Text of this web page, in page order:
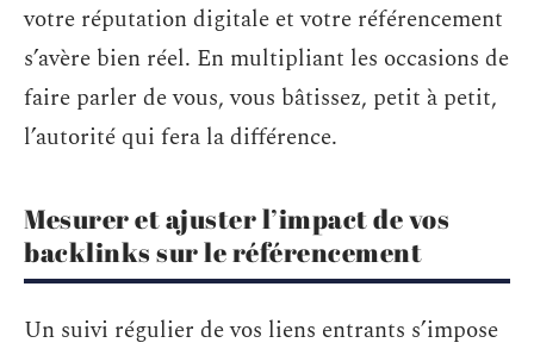
votre réputation digitale et votre référencement
s’avère bien réel. En multipliant les occasions de
faire parler de vous, vous bâtissez, petit à petit,
l’autorité qui fera la différence.
Mesurer et ajuster l’impact de vos
backlinks sur le référencement
Un suivi régulier de vos liens entrants s’impose